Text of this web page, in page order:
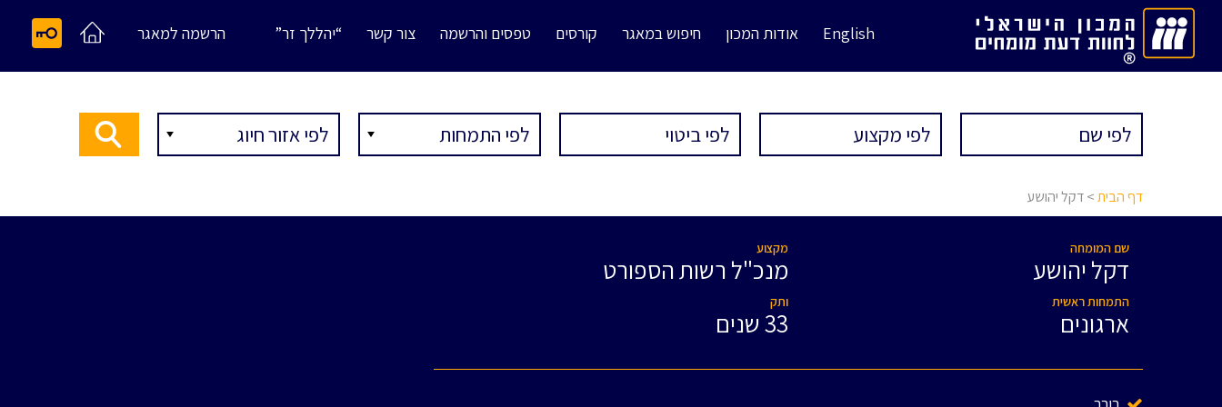
English אודות המכון חיפוש במאגר קורסים טפסים והרשמה צור קשר “יהללך זר” הרשמה למאגר
דף הבית> דקל יהושע
שם המומחה
דקל יהושע
התמחות ראשית
ארגונים
מקצוע
מנכ"ל רשות הספורט
ותק
33 שנים